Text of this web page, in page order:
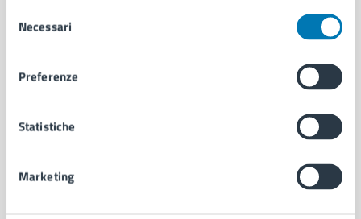
delNecessari
Preferenze
Statistiche
Marketing
Uffici
Personale amministrativo
Intranet, posta aziendale e protocollo
CATEGORIE DI SERVIZIO